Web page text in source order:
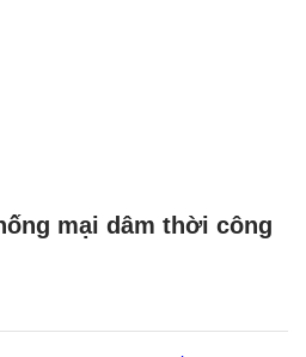
mại dâm thời công